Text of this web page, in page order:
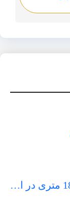
طراحی انواع برج نوری 18 متری در اراک